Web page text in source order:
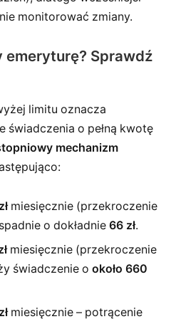
monitorować zmiany.
emeryturę? Sprawdź
limitu oznacza
świadczenia o pełną kwotę
mechanizm
miesięcznie (przekroczenie
o dokładnie 66 zł.
miesięcznie (przekroczenie
świadczenie o około 660
miesięcznie – potrącenie